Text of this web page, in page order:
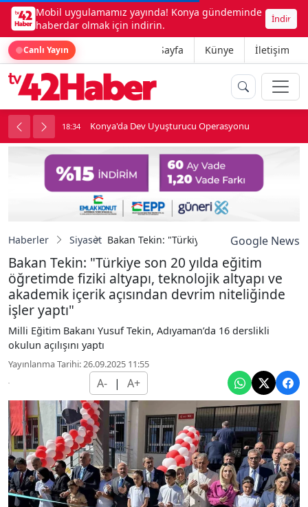
Mobil uygulamamız yayında! Konya gündeminde
haberdar olmak için indirin.
İndir
Canlı Yayın Ana Sayfa Künye İletişim
18:34 Konya'da Dev Uyuşturucu Operasyonu
Haberler Siyaset Bakan Tekin: "Türkiye son 20 yılda eğitim
Google News
Bakan Tekin: "Türkiye son 20 yılda eğitim
öğretimde fiziki altyapı, teknolojik altyapı ve
akademik içerik açısından devrim niteliğinde
işler yaptı"
Milli Eğitim Bakanı Yusuf Tekin, Adıyaman’da 16 derslikli
okulun açılışını yaptı
Yayınlanma Tarihi: 26.09.2025 11:55
A- | A+